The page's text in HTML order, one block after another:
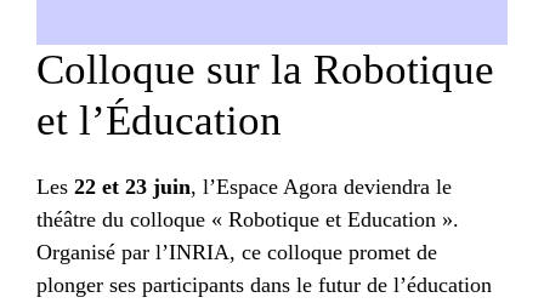
Colloque sur la Robotique
et l’Éducation
Les 22 et 23 juin, l’Espace Agora deviendra le
théâtre du colloque « Robotique et Education ».
Organisé par l’INRIA, ce colloque promet de
plonger ses participants dans le futur de l’éducation